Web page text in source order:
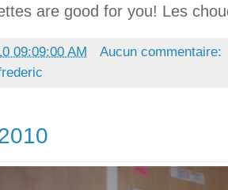
are good for you! Les
09:09:00 AM
Aucun commentaire: